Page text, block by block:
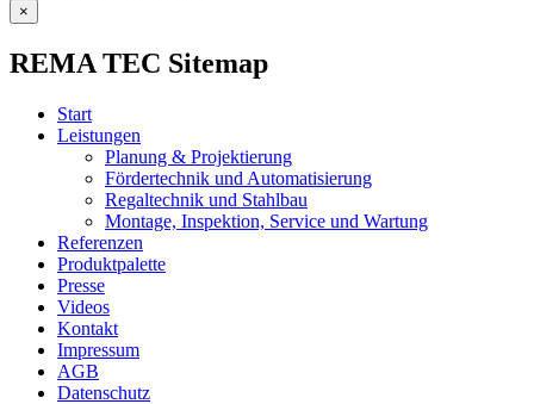
×
REMA TEC Sitemap
Start
Leistungen
Planung & Projektierung
Fördertechnik und Automatisierung
Regaltechnik und Stahlbau
Montage, Inspektion, Service und Wartung
Referenzen
Produktpalette
Presse
Videos
Kontakt
Impressum
AGB
Datenschutz